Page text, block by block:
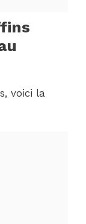
voici la